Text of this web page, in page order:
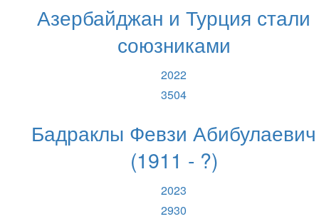
Азербайджан и Турция стали
союзниками
2022
3504
Бадраклы Февзи Абибулаевич
(1911 - ?)
2023
2930